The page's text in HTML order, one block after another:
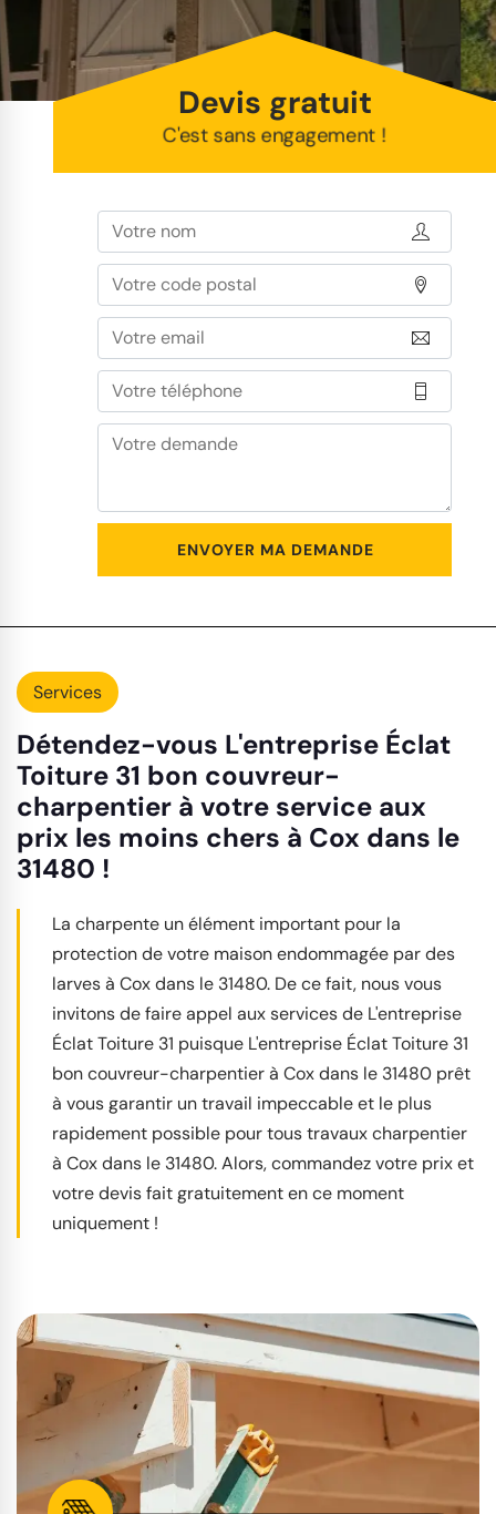
Devis gratuit
C'est sans engagement !
Services
Détendez-vous L'entreprise Éclat
Toiture 31 bon couvreur-
charpentier à votre service aux
prix les moins chers à Cox dans le
31480 !
La charpente un élément important pour la
protection de votre maison endommagée par des
larves à Cox dans le 31480. De ce fait, nous vous
invitons de faire appel aux services de L'entreprise
Éclat Toiture 31 puisque L'entreprise Éclat Toiture 31
bon couvreur-charpentier à Cox dans le 31480 prêt
à vous garantir un travail impeccable et le plus
rapidement possible pour tous travaux charpentier
à Cox dans le 31480. Alors, commandez votre prix et
votre devis fait gratuitement en ce moment
uniquement !